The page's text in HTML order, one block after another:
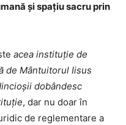
și spațiu sacru prin
acea instituție de
de Mântuitorul Iisus
dobândesc
, dar nu doar în
de reglementare a